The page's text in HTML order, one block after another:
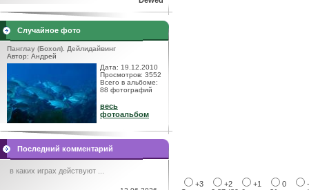
Случайное фото
Панглау (Бохол). Дейлидайвинг
Автор: Андрей
Дата: 19.12.2010
Просмотров: 3552
Всего в альбоме:
88 фотографий
весь
фотоальбом
Последний комментарий
в каких играх действуют ...
+3 +2 +1 0